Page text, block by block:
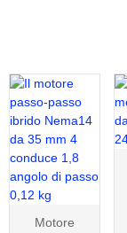
Motore